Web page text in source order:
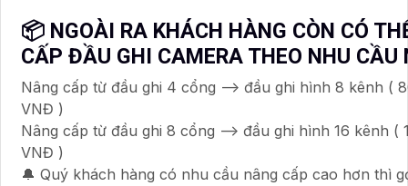
📦 NGOÀI RA KHÁCH HÀNG CÒN CÓ
CẤP ĐẦU GHI CAMERA THEO NHU CẦU
Nâng cấp từ đầu ghi 4 cổng --> đầu ghi hình 8 kênh (
VNĐ )
Nâng cấp từ đầu ghi 8 cổng --> đầu ghi hình 16 kênh (
VNĐ )
🔔 Quý khách hàng có nhu cầu nâng cấp cao hơn thì